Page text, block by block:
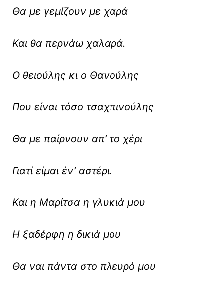
Θα με γεμίζουν με χαρά
Και θα περνάω χαλαρά.
Ο θειούλης κι ο Θανούλης
Που είναι τόσο τσαχπινούλης
Θα με παίρνουν απ’ το χέρι
Γιατί είμαι έν’ αστέρι.
Και η Μαρίτσα η γλυκιά μου
Η ξαδέρφη η δικιά μου
Θα ναι πάντα στο πλευρό μου